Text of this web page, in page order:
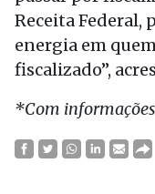
Receita Federal,
energia em
fiscalizado”,
*Com